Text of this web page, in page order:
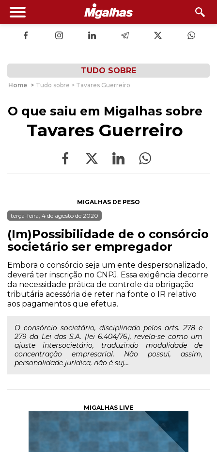
TUDO SOBRE
Home > Tudo sobre > Tavares Guerreiro
O que saiu em Migalhas sobre
Tavares Guerreiro
MIGALHAS DE PESO
terça-feira, 4 de agosto de 2020
(Im)Possibilidade de o consórcio
societário ser empregador
Embora o consórcio seja um ente despersonalizado,
deverá ter inscrição no CNPJ. Essa exigência decorre
da necessidade prática de controle da obrigação
tributária acessória de reter na fonte o IR relativo
aos pagamentos que efetua.
O consórcio societário, disciplinado pelos arts. 278 e
279 da Lei das S.A. (lei 6.404/76), revela-se como um
ajuste intersocietário, traduzindo modalidade de
concentração empresarial. Não possui, assim,
personalidade jurídica, não é suj...
MIGALHAS LIVE